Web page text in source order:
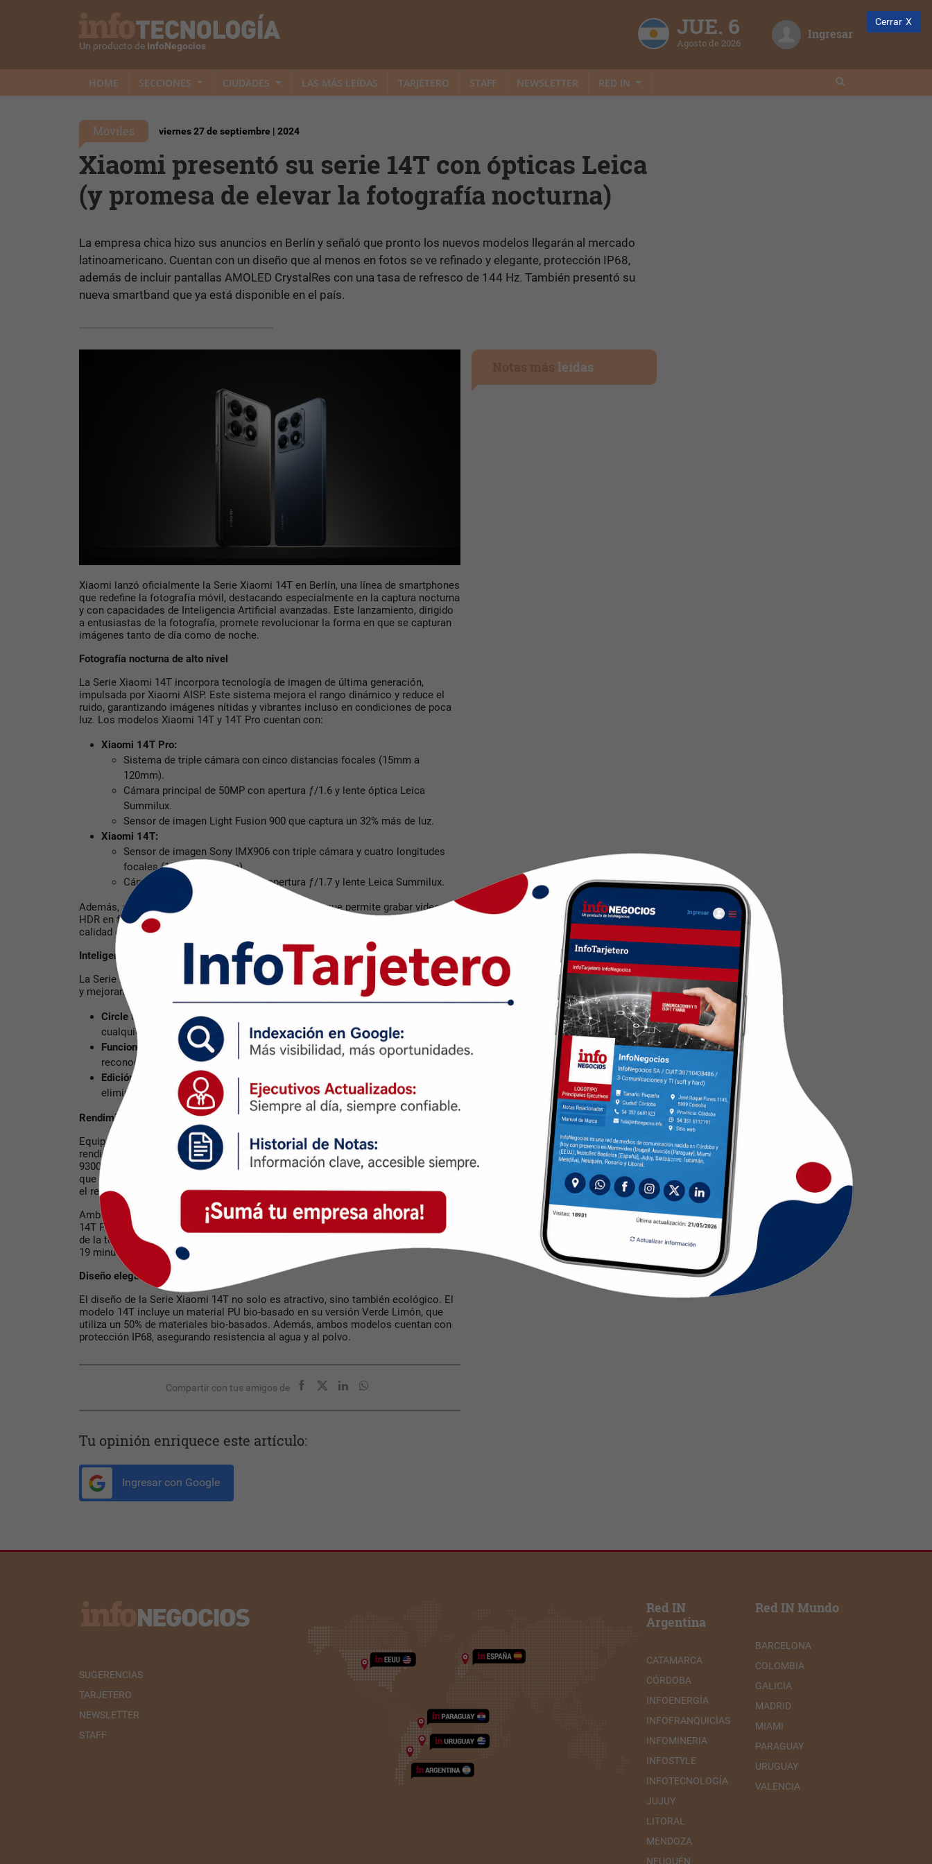
Un producto de InfoNegocios
JUE. 6
Agosto de 2026
Ingresar
HOME SECCIONES CIUDADES LAS MÁS LEÍDAS TARJETERO STAFF NEWSLETTER RED IN
Móviles viernes 27 de septiembre | 2024
Xiaomi presentó su serie 14T con ópticas Leica
(y promesa de elevar la fotografía nocturna)
La empresa chica hizo sus anuncios en Berlín y señaló que pronto los nuevos modelos llegarán al mercado
latinoamericano. Cuentan con un diseño que al menos en fotos se ve refinado y elegante, protección IP68,
además de incluir pantallas AMOLED CrystalRes con una tasa de refresco de 144 Hz. También presentó su
nueva smartband que ya está disponible en el país.
Xiaomi lanzó oficialmente la Serie Xiaomi 14T en Berlín, una línea de smartphones
que redefine la fotografía móvil, destacando especialmente en la captura nocturna
y con capacidades de Inteligencia Artificial avanzadas. Este lanzamiento, dirigido
a entusiastas de la fotografía, promete revolucionar la forma en que se capturan
imágenes tanto de día como de noche.
Fotografía nocturna de alto nivel
La Serie Xiaomi 14T incorpora tecnología de imagen de última generación,
impulsada por Xiaomi AISP. Este sistema mejora el rango dinámico y reduce el
ruido, garantizando imágenes nítidas y vibrantes incluso en condiciones de poca
luz. Los modelos Xiaomi 14T y 14T Pro cuentan con:
Xiaomi 14T Pro:
Sistema de triple cámara con cinco distancias focales (15mm a
120mm).
Cámara principal de 50MP con apertura ƒ/1.6 y lente óptica Leica
Summilux.
Sensor de imagen Light Fusion 900 que captura un 32% más de luz.
Xiaomi 14T:
Sensor de imagen Sony IMX906 con triple cámara y cuatro longitudes
focales (15mm a 100mm).
Cámara principal de 50MP con apertura ƒ/1.7 y lente Leica Summilux.
Además, ambas versiones ofrecen un modo Película que permite grabar videos
HDR en formato Rec. 2020 a 10 bits, capturando detalles en luces y sombras con
calidad cinematográfica.
Inteligencia Artificial para el Uso Diario
La Serie Xiaomi 14T incluye funcionalidades de IA que facilitan tareas cotidianas
y mejoran la creatividad. Algunas de sus características son:
Circle to Search con Google:
cualquier objeto que vean en sus teléfonos.
Funciones de Notas y Grabación con IA:Transcripción de voz a texto y
reconocimiento de hablantes para mejorar la eficiencia en reuniones.
Edición de Imágenes con IA:
Herramientas para mejorar la narración visual y
eliminar objetos no deseados.
Rendimiento y eficiencia
Equipados con procesadores MediaTek de última generación, la serie ofrece un
rendimiento excepcional. El Xiaomi 14T Pro cuenta con el MediaTek Dimensity
9300+, que proporciona un aumento del 37% en el rendimiento del CPU, mientras
que el Xiaomi 14T utiliza el MediaTek Dimensity 8300-Ultra, mejorando en un 20%
el rendimiento del CPU.
Ambos dispositivos tienen una batería de 5,000mAh y ofrecen carga rápida, con el
14T Pro siendo el primero de la serie en incluir carga inalámbrica de 50W, además
de la tecnología HyperCharge de 120W que permite una carga completa en solo
19 minutos.
Diseño elegante y sostenible
El diseño de la Serie Xiaomi 14T no solo es atractivo, sino también ecológico. El
modelo 14T incluye un material PU bio-basado en su versión Verde Limón, que
utiliza un 50% de materiales bio-basados. Además, ambos modelos cuentan con
protección IP68, asegurando resistencia al agua y al polvo.
Compartir con tus amigos de
Tu opinión enriquece este artículo:
Ingresar con Google
leídas
SUGERENCIAS
TARJETERO
NEWSLETTER
STAFF
Red IN
Argentina
CATAMARCA
CÓRDOBA
INFOENERGÍA
INFOFRANQUICIAS
INFOMINERIA
INFOSTYLE
INFOTECNOLOGÍA
JUJUY
LITORAL
MENDOZA
NEUQUÉN
Red IN Mundo
BARCELONA
COLOMBIA
GALICIA
MADRID
MIAMI
PARAGUAY
URUGUAY
VALENCIA
Cerrar